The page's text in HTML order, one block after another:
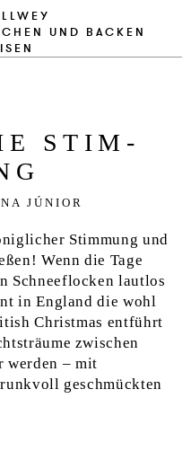
UND BACKEN
STIM­
JÚNIOR
Stimmung und
Wenn die Tage
Schneeflocken lautlos
in England die wohl
Christmas entführt
zwischen
werden – mit
geschmückten